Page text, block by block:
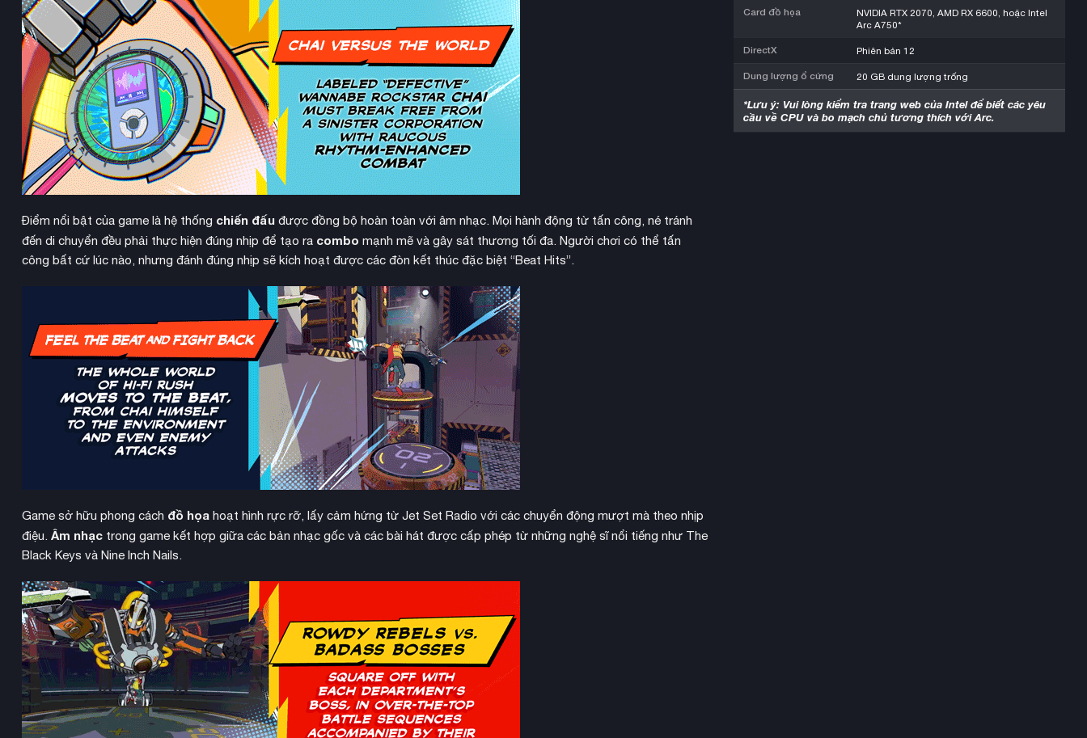
Điểm nổi bật của game là hệ thống chiến đấu được đồng bộ hoàn toàn với âm nhạc. Mọi hành động từ tấn công, né tránh
đến di chuyển đều phải thực hiện đúng nhịp để tạo ra combo mạnh mẽ và gây sát thương tối đa. Người chơi có thể tấn
công bất cứ lúc nào, nhưng đánh đúng nhịp sẽ kích hoạt được các đòn kết thúc đặc biệt “Beat Hits”.
Game sở hữu phong cách đồ họa hoạt hình rực rỡ, lấy cảm hứng từ Jet Set Radio với các chuyển động mượt mà theo nhịp
điệu. Âm nhạc trong game kết hợp giữa các bản nhạc gốc và các bài hát được cấp phép từ những nghệ sĩ nổi tiếng như The
Black Keys và Nine Inch Nails.
Card đồ họa
NVIDIA RTX 2070, AMD RX 6600, hoặc Intel
Arc A750*
DirectX Phiên bản 12
Dung lượng ổ cứng 20 GB dung lượng trống
*Lưu ý: Vui lòng kiểm tra trang web của Intel để biết các yêu
cầu về CPU và bo mạch chủ tương thích với Arc.